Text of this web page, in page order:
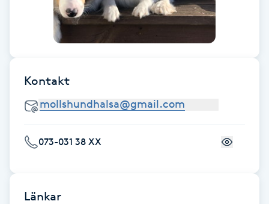
Fransfärgning
Fransförlängning
Fransförlängning Megavolym
Fransförlängning Volym
Fransk manikyr
Kontakt
073-031 38 XX
Länkar